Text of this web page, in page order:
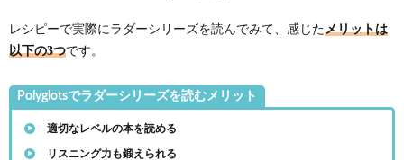
レシピーで実際にラダーシリーズを読んでみて、感じた メリットは
以下の3つです。
Polyglotsでラダーシリーズを読むメリット
適切なレベルの本を読める
リスニング力も鍛えられる